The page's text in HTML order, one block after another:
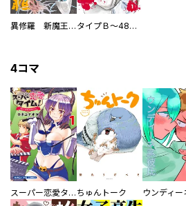
異修羅 新魔王戦争 タイプＢ～48時間後、致死率100％～【単話】
4コマ
スーパー恋愛タイム！～現場でドＳな彼女は自宅でデレる～ ちゅんトーク